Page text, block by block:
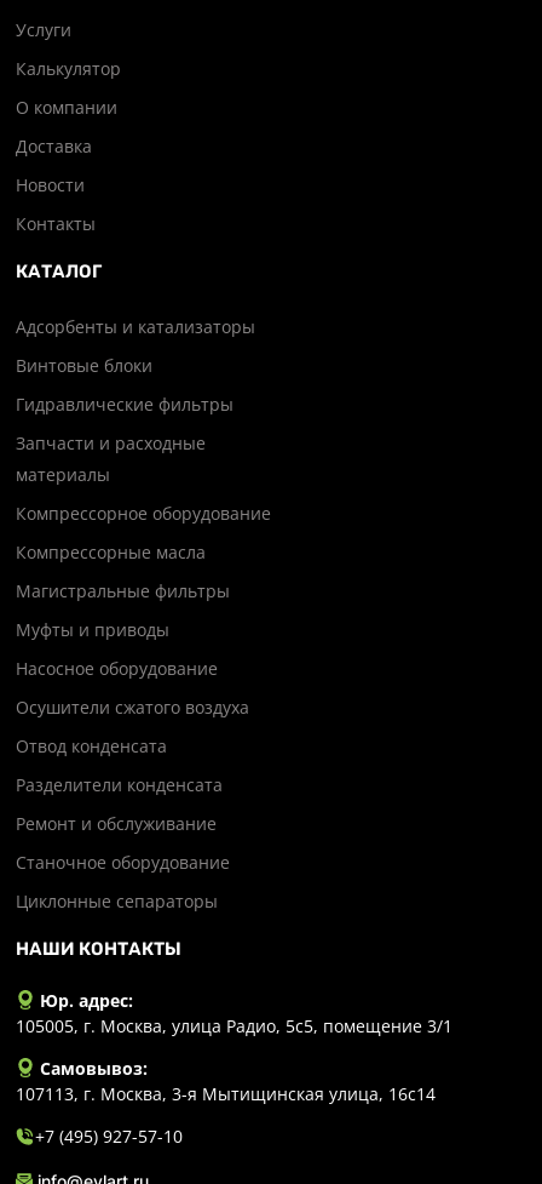
Услуги
Калькулятор
О компании
Доставка
Новости
Контакты
КАТАЛОГ
Адсорбенты и катализаторы
Винтовые блоки
Гидравлические фильтры
Запчасти и расходные
материалы
Компрессорное оборудование
Компрессорные масла
Магистральные фильтры
Муфты и приводы
Насосное оборудование
Осушители сжатого воздуха
Отвод конденсата
Разделители конденсата
Ремонт и обслуживание
Станочное оборудование
Циклонные сепараторы
НАШИ КОНТАКТЫ
Юр. адрес:
105005, г. Москва, улица Радио, 5с5, помещение 3/1
Самовывоз:
107113, г. Москва, 3-я Мытищинская улица, 16с14
+7 (495) 927-57-10